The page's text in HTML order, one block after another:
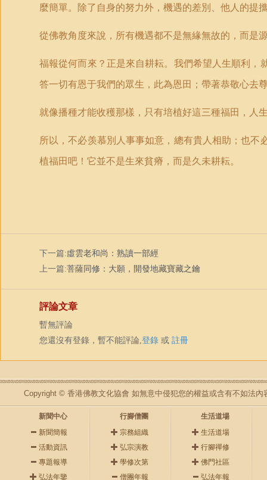
麼簡單。除了自身的努力外，機遇的差別、他人的提
從佛教角度來說，所有機遇都不是無緣無故的，而是
福報從何而來？正是來自耕耘。我們希望人生順利
答一切有恩于我們的眾生，此為恩田；帶著恭敬心去
就像播種才能收穫那樣，只有培植好這三種福田，人
所以，不必羡慕別人事事如意，總有貴人相助；也
植福田吧！它並不是生來貧瘠，而是久未耕耘。
下一篇:虛雲老和尚：熟讀一部經
上一篇:菩薩同修：大願，開發地藏寶藏之鑰
評論文章
暫無評論
您還沒有登錄，暫不能評論,登錄 或 註冊
Copyright © 香港佛教文化協會 如無意中侵犯您的權益或含有不如法內
新聞中心
新聞簡報
活動資訊
專題報導
弘法年鑒
行腳僧團
宗務組織
弘宗演教
學修次第
僧團年報
生活道場
生活道場
行腳禪修
佛門社區
弘法年報